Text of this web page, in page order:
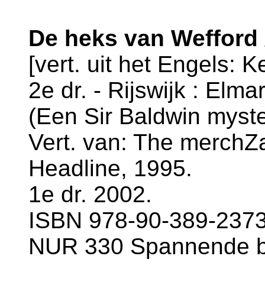
De heks van
[vert. uit het Engels:
2e dr. - Rijswijk :
(Een Sir Baldwin
Vert. van: The
Headline, 1995.
1e dr. 2002.
ISBN 978-90-389-
NUR 330 Spannende